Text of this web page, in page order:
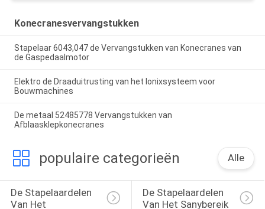
Konecranesvervangstukken
Stapelaar 6043,047 de Vervangstukken van Konecranes van
de Gaspedaalmotor
Elektro de Draaduitrusting van het Ionixsysteem voor
Bouwmachines
De metaal 52485778 Vervangstukken van
Afblaasklepkonecranes
populaire categorieën Alle
De Stapelaardelen
Van Het
De Stapelaardelen
Van Het Sanybereik